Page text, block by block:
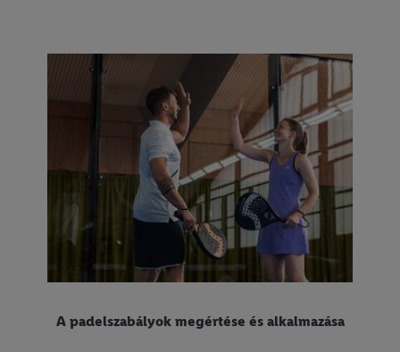
A padelszabályok megértése és alkalmazása